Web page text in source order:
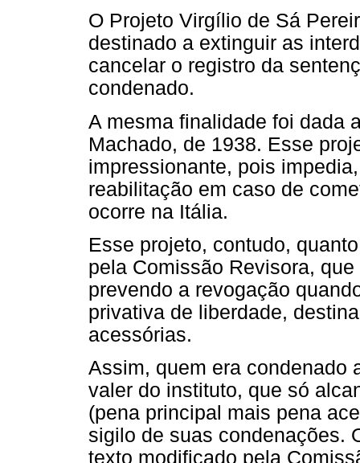
O Projeto Virgílio de Sá
destinado a extinguir as
cancelar o registro da
condenado.
A mesma finalidade foi dada
Machado, de 1938. Esse
impressionante, pois
reabilitação em caso de
ocorre na Itália.
Esse projeto, contudo,
pela Comissão Revisora,
prevendo a revogação
privativa de liberdade,
acessórias.
Assim, quem era condenado
valer do instituto, que só
(pena principal mais pena
sigilo de suas condenações.
texto modificado pela